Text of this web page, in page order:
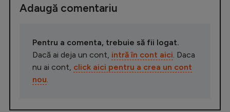
Adaugă comentariu
Pentru a comenta, trebuie să fii logat.
Dacă ai deja un cont, intră în cont aici . Daca
nu ai cont, click aici pentru a crea un cont
nou